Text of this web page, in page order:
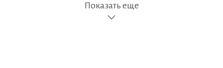
Показать еще